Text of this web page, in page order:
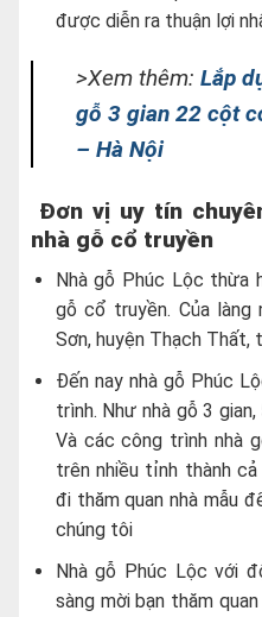
được diễn ra thuận lợi
>Xem thêm: Lắp
gỗ 3 gian 22 cột
– Hà Nội
Đơn vị uy tín
nhà gỗ cổ truyền
Nhà gỗ Phúc Lộc thừa
gỗ cổ truyền. Của làng
Sơn, huyện Thạch Thất,
Đến nay nhà gỗ Phúc
trình. Như nhà gỗ 3
Và các công trình nhà
trên nhiều tỉnh thành
đi thăm quan nhà mẫu
chúng tôi
Nhà gỗ Phúc Lộc với
sàng mời bạn thăm